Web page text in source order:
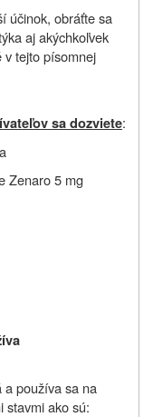
účinok, obráťte sa
aj akýchkoľvek
v tejto písomnej
sa dozviete:
Zenaro 5 mg
a používa sa na
stavmi ako sú: